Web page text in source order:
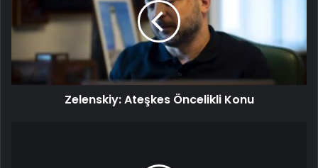
Zelenskiy: Ateşkes Öncelikli Konu